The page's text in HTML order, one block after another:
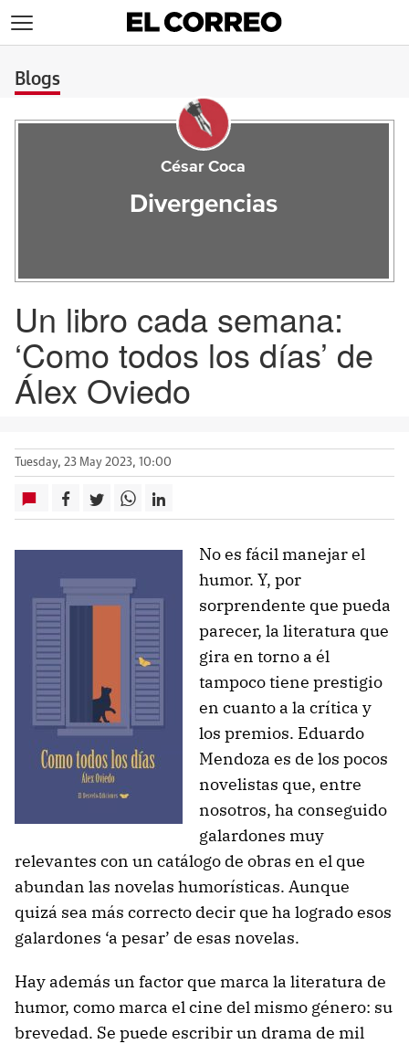
Blogs
César Coca
Divergencias
Un libro cada semana:
‘Como todos los días’ de
Álex Oviedo
Tuesday, 23 May 2023, 10:00
No es fácil manejar el
humor. Y, por
sorprendente que pueda
parecer, la literatura que
gira en torno a él
tampoco tiene prestigio
en cuanto a la crítica y
los premios. Eduardo
Mendoza es de los pocos
novelistas que, entre
nosotros, ha conseguido
galardones muy
relevantes con un catálogo de obras en el que
abundan las novelas humorísticas. Aunque
quizá sea más correcto decir que ha logrado esos
galardones ‘a pesar’ de esas novelas.
Hay además un factor que marca la literatura de
humor, como marca el cine del mismo género: su
brevedad. Se puede escribir un drama de mil